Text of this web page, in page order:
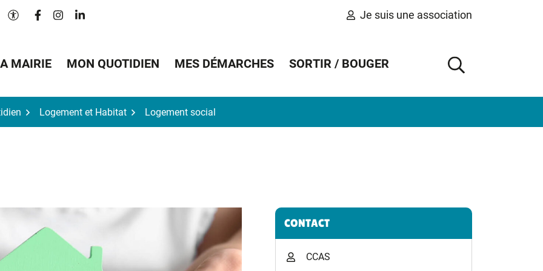
Paramètres d'accessibilité
Lien vers le compte Facebook
Lien vers le compte Instagram
Lien vers le compte Linkedin Je suis une association
MAIRIE MON QUOTIDIEN MES DÉMARCHES SORTIR / BOUGER
AFFICHER
Logement et Habitat Logement social
Informations complémentaires
CONTACT
CCAS